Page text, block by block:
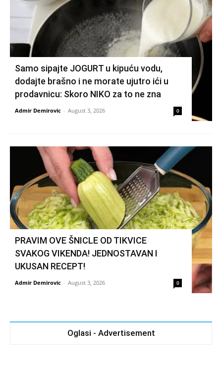
Samo sipajte JOGURT u kipuću vodu,
dodajte brašno i ne morate ujutro ići u
prodavnicu: Skoro NIKO za to ne zna
Admir Demirovic - August 3, 2026 0
PRAVIM OVE ŠNICLE OD TIKVICE
SVAKOG VIKENDA! JEDNOSTAVAN I
UKUSAN RECEPT!
Admir Demirovic - August 3, 2026 0
Oglasi - Advertisement